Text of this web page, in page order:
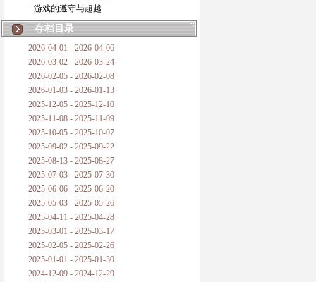
· 游戏的遵守与超越
存档目录
2026-04-01 - 2026-04-06
2026-03-02 - 2026-03-24
2026-02-05 - 2026-02-08
2026-01-03 - 2026-01-13
2025-12-05 - 2025-12-10
2025-11-08 - 2025-11-09
2025-10-05 - 2025-10-07
2025-09-02 - 2025-09-22
2025-08-13 - 2025-08-27
2025-07-03 - 2025-07-30
2025-06-06 - 2025-06-20
2025-05-03 - 2025-05-26
2025-04-11 - 2025-04-28
2025-03-01 - 2025-03-17
2025-02-05 - 2025-02-26
2025-01-01 - 2025-01-30
2024-12-09 - 2024-12-29